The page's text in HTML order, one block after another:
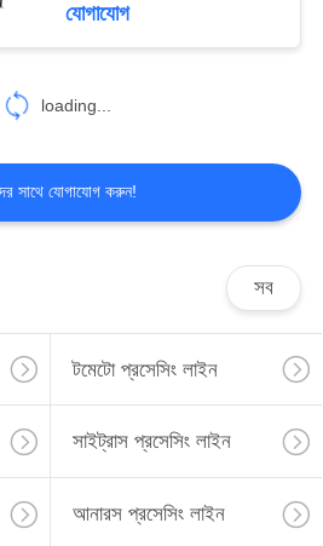
সরঞ্জাম
30
লাইন
81
যোগাযোগ
loading...
সাথে যোগাযোগ করুন!
সব
টমেটো প্রসেসিং লাইন
সাইট্রাস প্রসেসিং লাইন
আনারস প্রসেসিং লাইন